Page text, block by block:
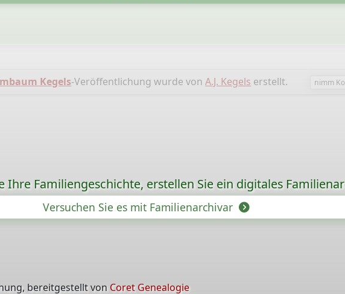
Kegels-Veröffentlichung wurde vonA.J. Kegels erstellt. nimm
Ihre Familiengeschichte, erstellen Sie ein digitales
Versuchen Sie es mit Familienarchivar
bereitgestellt von Coret Genealogie